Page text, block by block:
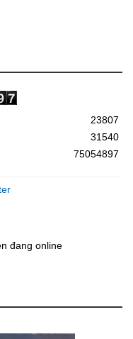
23807
31540
75054897
đang online